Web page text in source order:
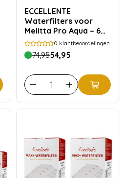
ECCELLENTE
Waterfilters voor
Melitta Pro Aqua – 6
stuks
0 klantbeoordelingen
74,9554,95